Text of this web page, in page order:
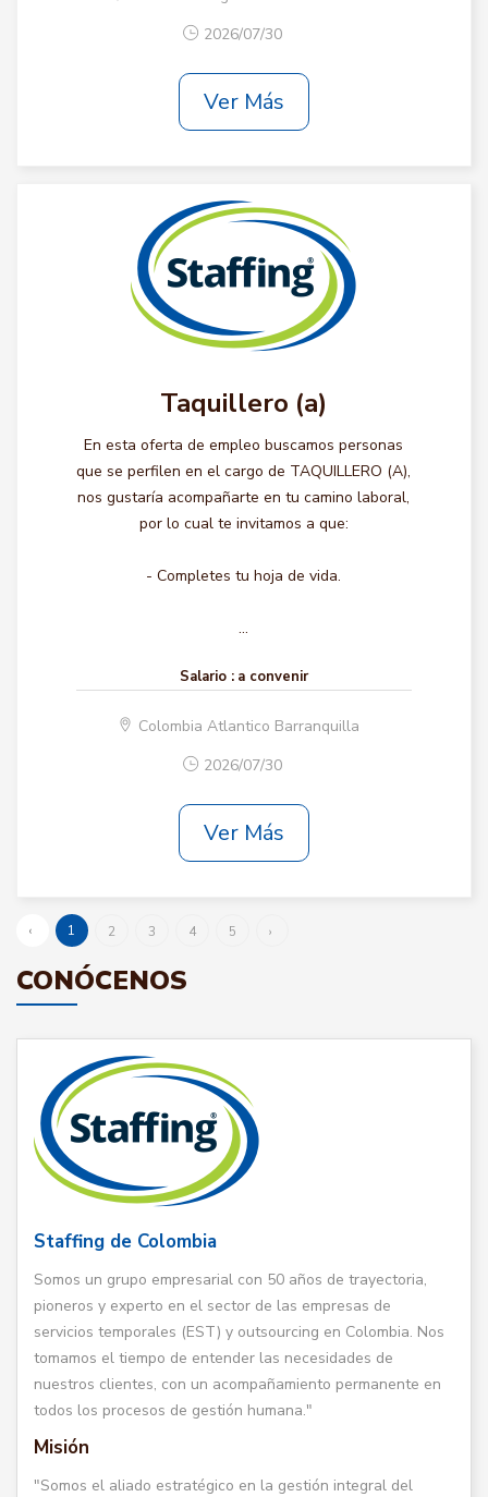
2026/07/30
Ver Más
Taquillero (a)
En esta oferta de empleo buscamos personas
que se perfilen en el cargo de TAQUILLERO (A),
nos gustaría acompañarte en tu camino laboral,
por lo cual te invitamos a que:
- Completes tu hoja de vida.
...
Salario : a convenir
Colombia Atlantico Barranquilla
2026/07/30
Ver Más
‹ 1 2 3 4 5 ›
CONÓCENOS
Staffing de Colombia
Somos un grupo empresarial con 50 años de trayectoria,
pioneros y experto en el sector de las empresas de
servicios temporales (EST) y outsourcing en Colombia. Nos
tomamos el tiempo de entender las necesidades de
nuestros clientes, con un acompañamiento permanente en
todos los procesos de gestión humana."
Misión
"Somos el aliado estratégico en la gestión integral del